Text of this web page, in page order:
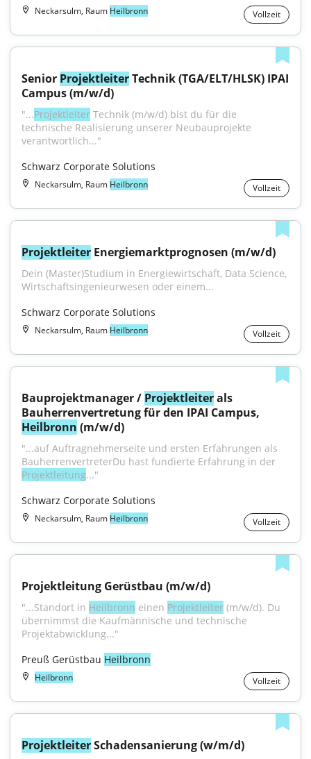
Neckarsulm, Raum Heilbronn Vollzeit
Senior Projektleiter Technik (TGA/ELT/HLSK) IPAI
Campus (m/w/d)
"...Projektleiter Technik (m/w/d) bist du für die
technische Realisierung unserer Neubauprojekte
verantwortlich..."
Schwarz Corporate Solutions
Neckarsulm, Raum Heilbronn Vollzeit
Projektleiter Energiemarktprognosen (m/w/d)
Dein (Master)Studium in Energiewirtschaft, Data Science,
Wirtschaftsingenieurwesen oder einem...
Schwarz Corporate Solutions
Neckarsulm, Raum Heilbronn Vollzeit
Bauprojektmanager / Projektleiter als
Heilbronn (m/w/d)
"...auf Auftragnehmerseite und ersten Erfahrungen als
Projektleitung..."
Schwarz Corporate Solutions
Neckarsulm, Raum Heilbronn Vollzeit
Projektleitung Gerüstbau (m/w/d)
"...Standort in Heilbronn einen Projektleiter (m/w/d). Du
übernimmst die Kaufmännische und technische
Projektabwicklung..."
Preuß Gerüstbau Heilbronn
Heilbronn Vollzeit
Projektleiter Schadensanierung (w/m/d)